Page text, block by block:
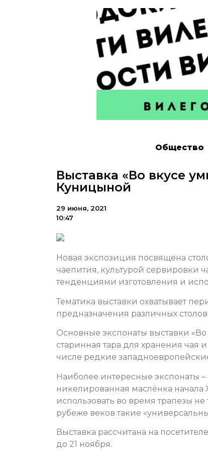
Общество
Выставка «Во вкусе
Куницыной
29 июня, 2021
10:47
Новая экспозиция посвящена
чаепития, культурой сервировки
тенденциями изготовления и
Тематика выставки охватывает
предназначения различных
Основные экспонаты выставки
старинная тара для хранения чая
числе редкие
Наиболее интересные экспонаты
никелированная маслёнка начала
использовать во время трапезы
рубеже веков такие
Выставка рассчитана на
до 21 ноября.